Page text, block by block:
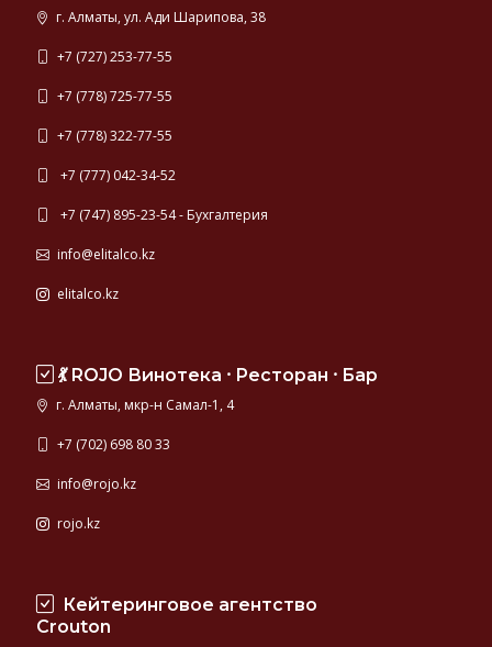
г. Алматы, ул. Ади Шарипова, 38
+7 (727) 253-77-55
+7 (778) 725-77-55
+7 (778) 322-77-55
+7 (777) 042-34-52
+7 (747) 895-23-54 - Бухгалтерия
info@elitalco.kz
elitalco.kz
💃 ROJO Винотека ⸱ Ресторан ⸱ Бар
г. Алматы, мкр-н Самал-1, 4
+7 (702) 698 80 33
info@rojo.kz
rojo.kz
Кейтеринговое агентство
Crouton